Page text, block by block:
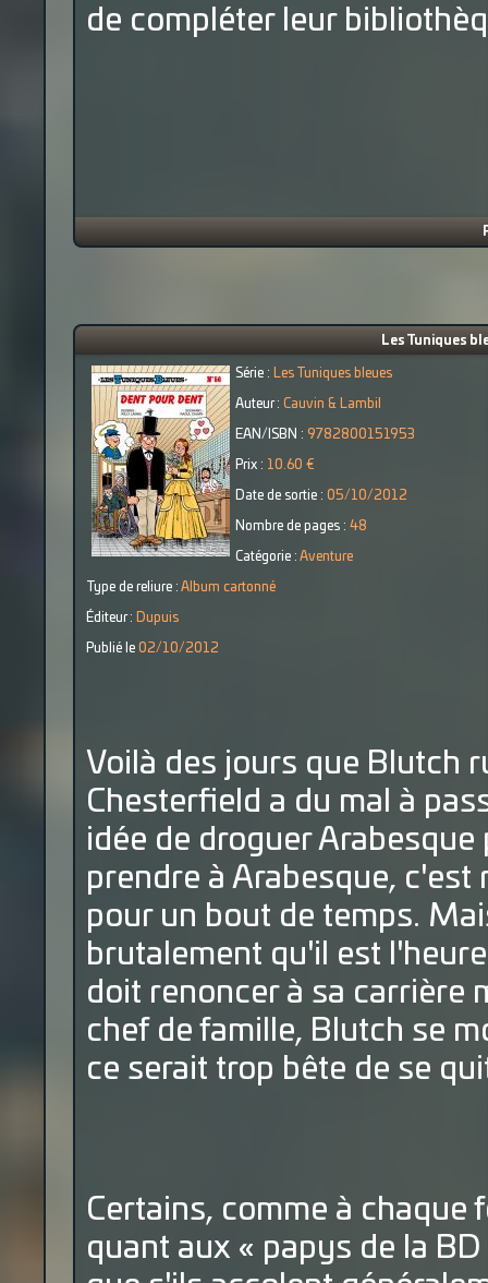
de compléter leur
Les Tuniques
Série : Les Tuniques bleues
Auteur : Cauvin & Lambil
EAN/ISBN : 9782800151953
Prix : 10.60 €
Date de sortie : 05/10/2012
Nombre de pages : 48
Catégorie : Aventure
Type de reliure : Album cartonné
Éditeur : Dupuis
Publié le 02/10/2012
Voilà des jours que Blutch
Chesterfield a du mal à
idée de droguer
prendre à Arabesque,
pour un bout de temps.
brutalement qu'il est
doit renoncer à sa carrière
chef de famille, Blutch se
ce serait trop bête de se
Certains, comme à chaque
quant aux « papys de la